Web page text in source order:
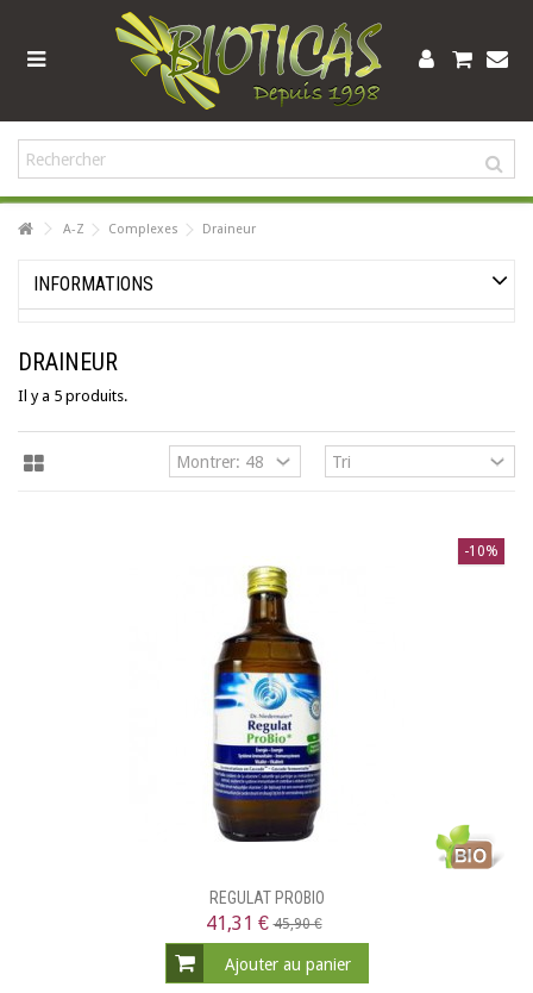
A-Z Complexes Draineur
INFORMATIONS
DRAINEUR
Il y a 5 produits.
-10%
REGULAT PROBIO
41,31 €45,90 €
Ajouter au panier